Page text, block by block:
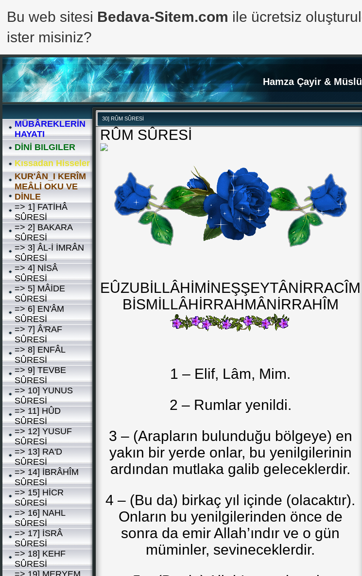
Hamza Çayir &
MÜBÂREKLERİN
HAYATI
DİNİ BILGILER
Kıssadan Hisseler
KUR'ÂN_I KERÎM
MEÂLİ OKU VE
DİNLE
=> 1] FATİHÂ
SÛRESİ
=> 2] BAKARA
SÛRESİ
=> 3] ÂL-İ İMRÂN
SÛRESİ
=> 4] NİSÂ
SÛRESİ
=> 5] MÂİDE
SÛRESİ
=> 6] EN'ÂM
SÛRESİ
=> 7] Â'RAF
SÛRESİ
=> 8] ENFÂL
SÛRESİ
=> 9] TEVBE
SÛRESİ
=> 10] YUNUS
SÛRESİ
=> 11] HÛD
SÛRESİ
=> 12] YUSUF
SÛRESİ
=> 13] RA'D
SÛRESİ
=> 14] İBRÂHÎM
SÛRESİ
=> 15] HİCR
SÛRESİ
=> 16] NAHL
SÛRESİ
=> 17] İSRÂ
SÛRESİ
=> 18] KEHF
SÛRESİ
=> 19] MERYEM
30] RÛM SÛRESİ
RÛM SÛRESİ
EÛZUBİLLÂHİMİNEŞŞEYTÂNİRRACÎM
BİSMİLLÂHİRRAHMÂNİRRAHÎM
1 – Elif, Lâm, Mim.
2 – Rumlar yenildi.
3 – (Arapların bulunduğu bölgeye) en
yakın bir yerde onlar, bu yenilgilerinin
ardından mutlaka galib geleceklerdir.
4 – (Bu da) birkaç yıl içinde (olacaktır).
Onların bu yenilgilerinden önce de
sonra da emir Allah’ındır ve o gün
müminler, sevineceklerdir.
Bu web sitesi Bedava-Sitem.com ile ücretsiz
ister misiniz?